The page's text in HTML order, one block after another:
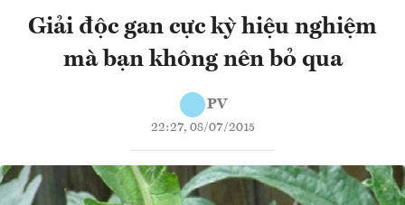
Giải độc gan cực kỳ hiệu nghiệm
mà bạn không nên bỏ qua
PV
22:27, 08/07/2015